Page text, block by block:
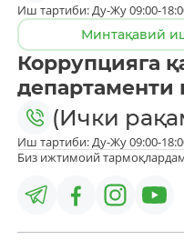
Иш тартиби: Ду-Жу 09:00-
Минтақавий
Коррупцияга
(Ички
Иш тартиби: Ду-Жу 09:00-
Биз ижтимоий